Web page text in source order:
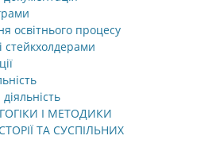
освітнього процесу
стейкхолдерами
І МЕТОДИКИ
ТА СУСПІЛЬНИХ